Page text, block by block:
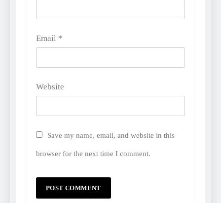
Email *
Website
Save my name, email, and website in this
browser for the next time I comment.